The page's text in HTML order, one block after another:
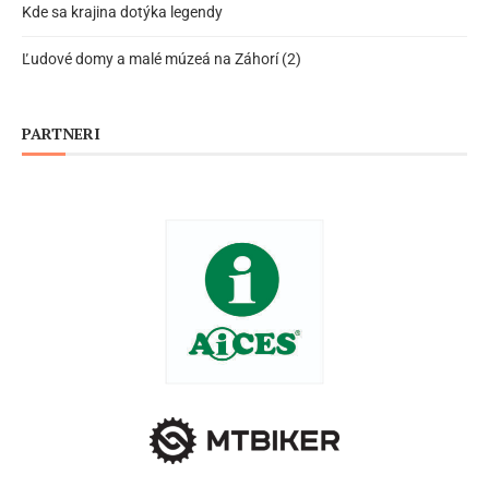
Kde sa krajina dotýka legendy
Ľudové domy a malé múzeá na Záhorí (2)
PARTNERI